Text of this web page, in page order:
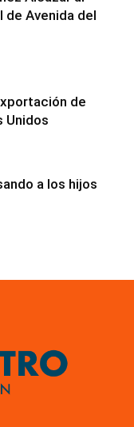
de Avenida del
de
Unidos
a los hijos